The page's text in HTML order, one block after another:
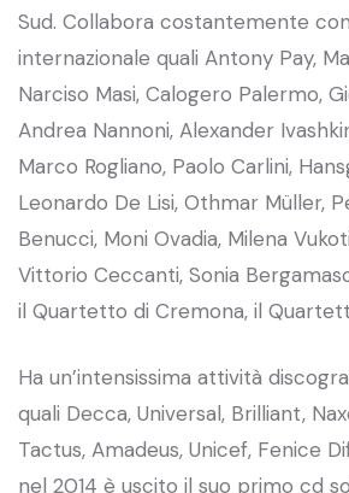
Sud. Collabora costantemente
internazionale quali Antony Pay,
Narciso Masi, Calogero Palermo,
Andrea Nannoni, Alexander
Marco Rogliano, Paolo Carlini,
Leonardo De Lisi, Othmar Müller,
Benucci, Moni Ovadia, Milena
Vittorio Ceccanti, Sonia
il Quartetto di Cremona, il
Ha un’intensissima attività
quali Decca, Universal, Brilliant,
Tactus, Amadeus, Unicef, Fenice
nel 2014 è uscito il suo primo cd